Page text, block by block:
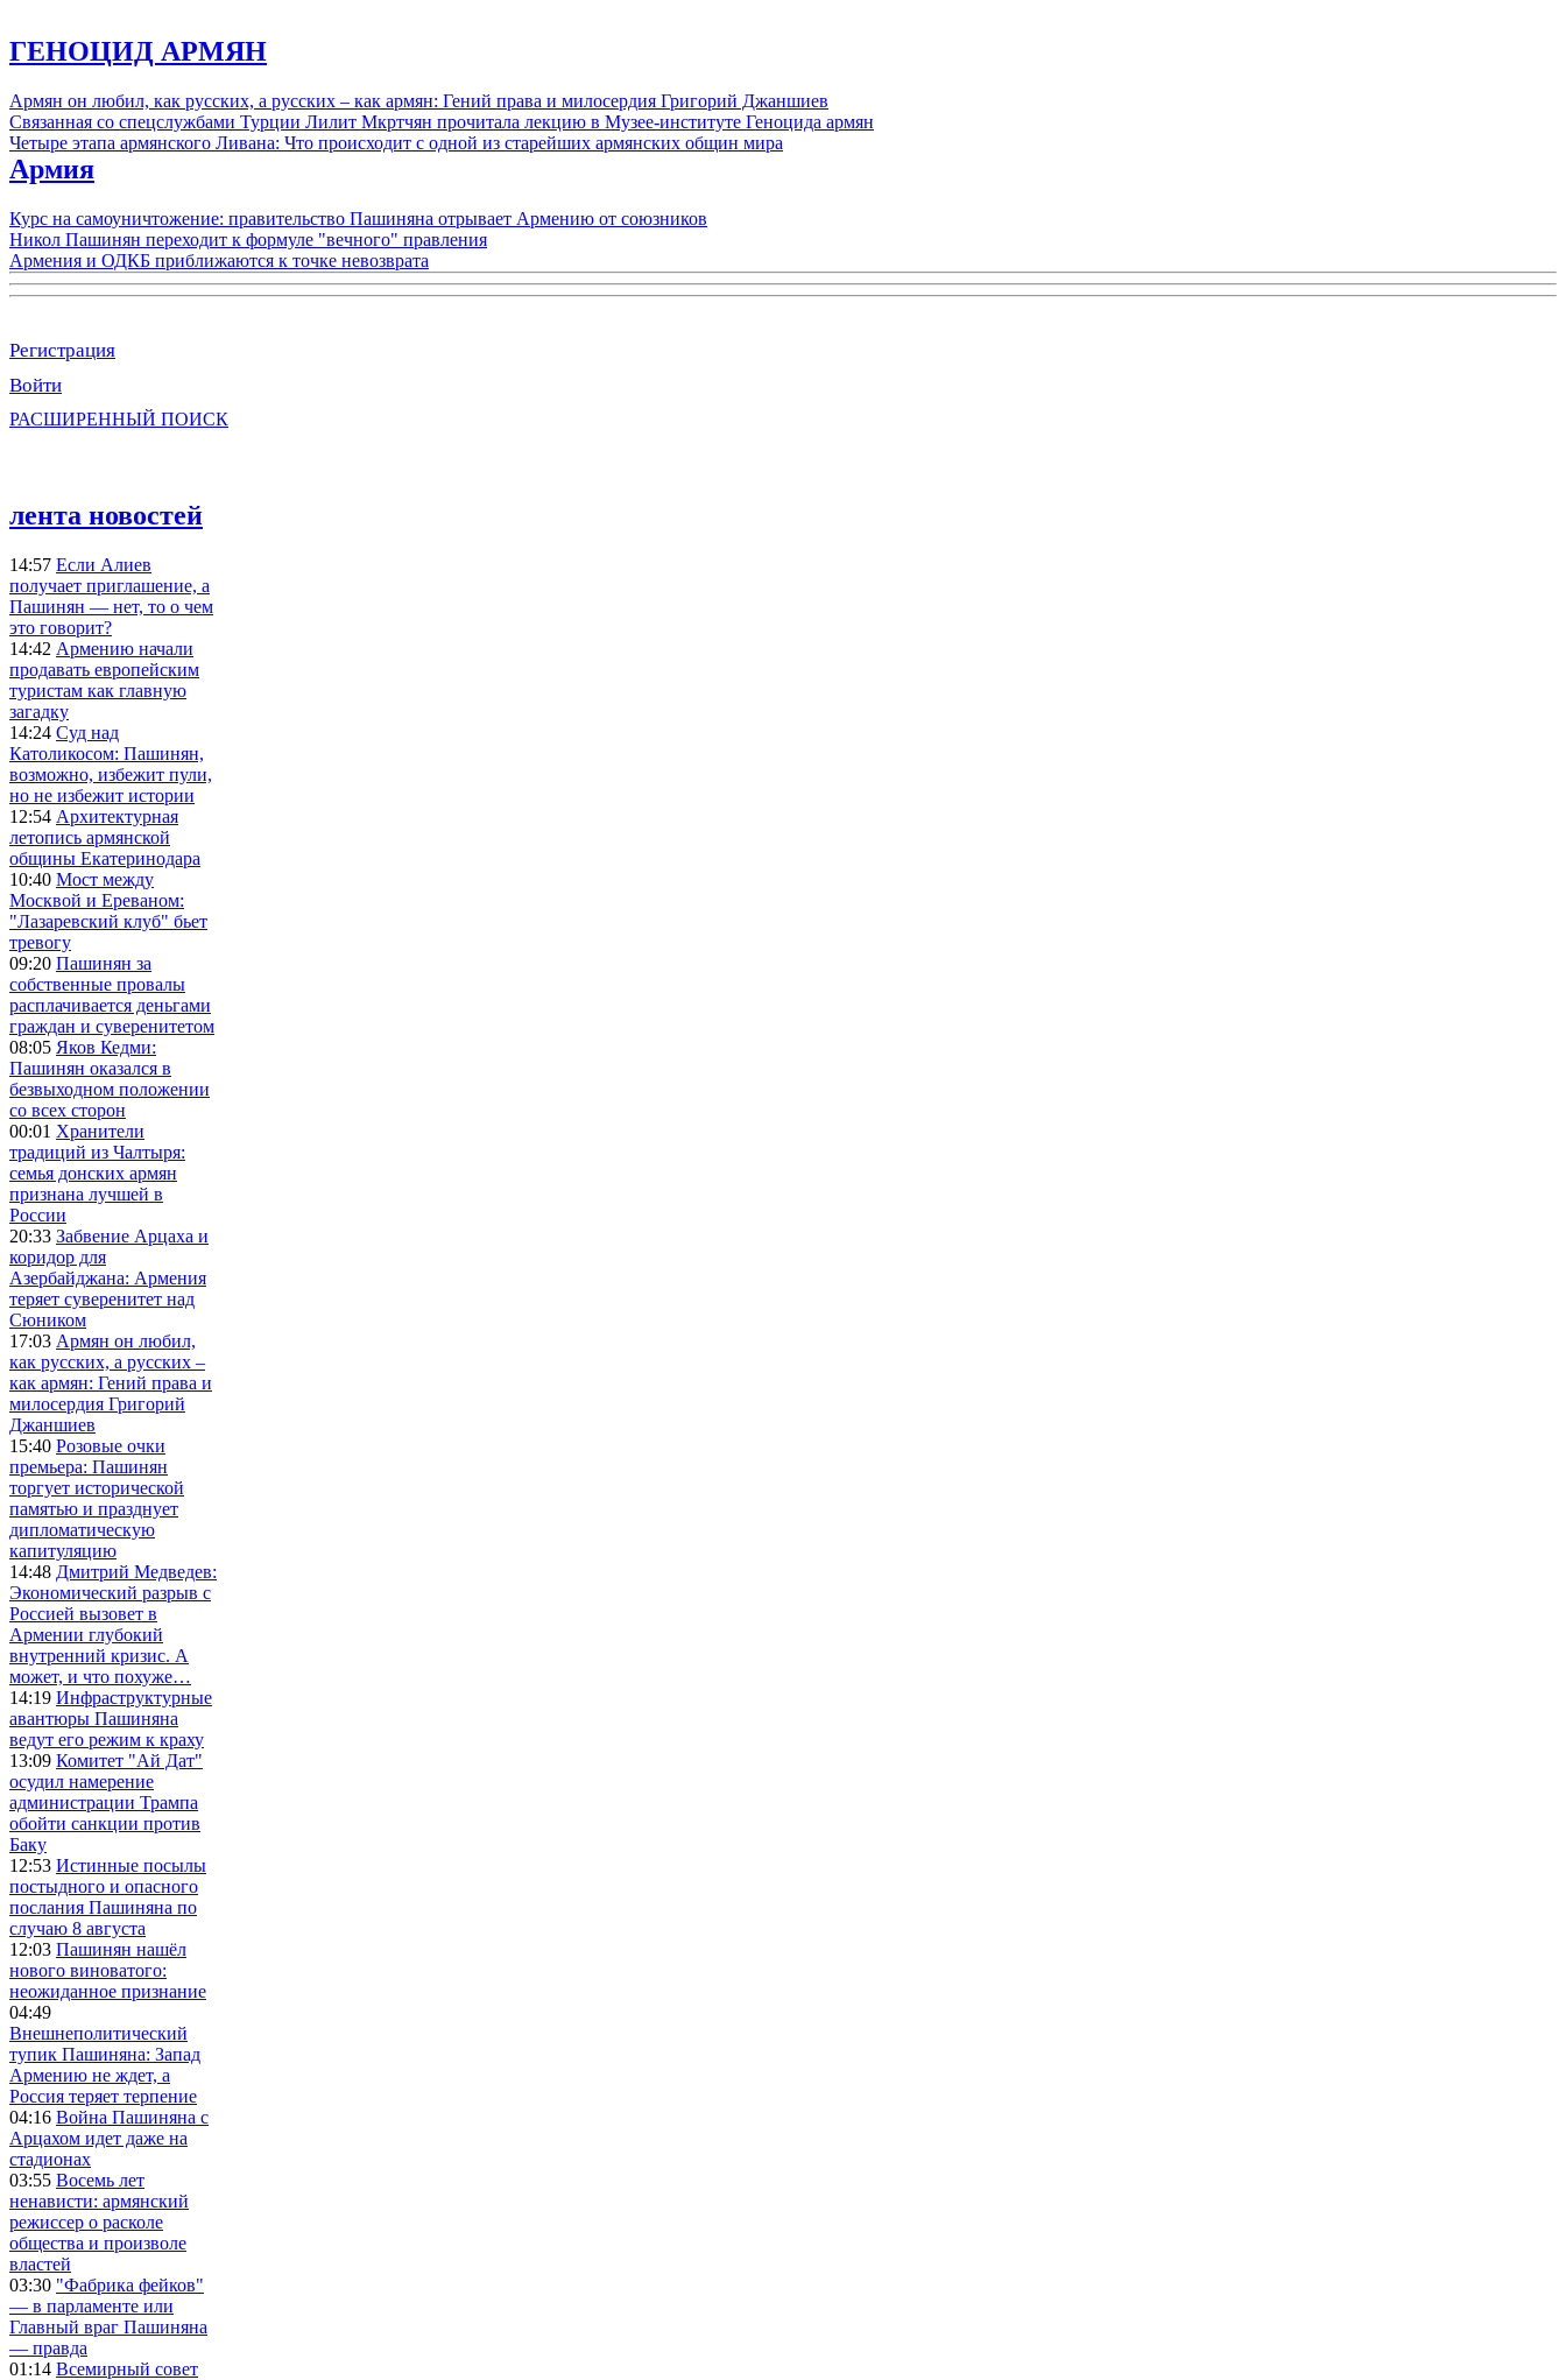
ГЕНОЦИД АРМЯН
Армян он любил, как русских, а русских – как армян: Гений права и милосердия Григорий Джаншиев
Связанная со спецслужбами Турции Лилит Мкртчян прочитала лекцию в Музее-институте Геноцида армян
Четыре этапа армянского Ливана: Что происходит с одной из старейших армянских общин мира
Армия
Курс на самоуничтожение: правительство Пашиняна отрывает Армению от союзников
Никол Пашинян переходит к формуле "вечного" правления
Армения и ОДКБ приближаются к точке невозврата
Регистрация
Войти
РАСШИРЕННЫЙ ПОИСК
лента новостей
14:57 Если Алиев
получает приглашение, а
Пашинян — нет, то о чем
это говорит?
14:42 Армению начали
продавать европейским
туристам как главную
загадку
14:24 Суд над
Католикосом: Пашинян,
возможно, избежит пули,
но не избежит истории
12:54 Архитектурная
летопись армянской
общины Екатеринодара
10:40 Мост между
Москвой и Ереваном:
"Лазаревский клуб" бьет
тревогу
09:20 Пашинян за
собственные провалы
расплачивается деньгами
граждан и суверенитетом
08:05 Яков Кедми:
Пашинян оказался в
безвыходном положении
со всех сторон
00:01 Хранители
традиций из Чалтыря:
семья донских армян
признана лучшей в
России
20:33 Забвение Арцаха и
коридор для
Азербайджана: Армения
теряет суверенитет над
Сюником
17:03 Армян он любил,
как русских, а русских –
как армян: Гений права и
милосердия Григорий
Джаншиев
15:40 Розовые очки
премьера: Пашинян
торгует исторической
памятью и празднует
дипломатическую
капитуляцию
14:48 Дмитрий Медведев:
Экономический разрыв с
Россией вызовет в
Армении глубокий
внутренний кризис. А
может, и что похуже…
14:19 Инфраструктурные
авантюры Пашиняна
ведут его режим к краху
13:09 Комитет "Ай Дат"
осудил намерение
администрации Трампа
обойти санкции против
Баку
12:53 Истинные посылы
постыдного и опасного
послания Пашиняна по
случаю 8 августа
12:03 Пашинян нашёл
нового виноватого:
неожиданное признание
04:49
Внешнеполитический
тупик Пашиняна: Запад
Армению не ждет, а
Россия теряет терпение
04:16 Война Пашиняна с
Арцахом идет даже на
стадионах
03:55 Восемь лет
ненависти: армянский
режиссер о расколе
общества и произволе
властей
03:30 "Фабрика фейков"
— в парламенте или
Главный враг Пашиняна
— правда
01:14 Всемирный совет